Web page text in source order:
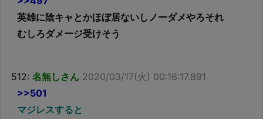
英雄に陰キャとかほぼ居ないしノーダメやろそれ
むしろダメージ受けそう
512: 名無しさん 2020/03/17(火) 00:16:17.891
>>501
マジレスすると